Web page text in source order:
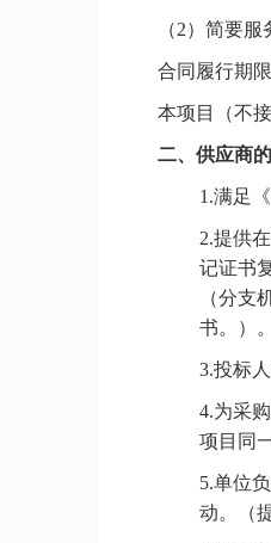
（2） 简要服
合同履行期限
本项目（不
二、 供应商
1.满足
2.提供
记证书
（分支
书。）。
3.投标
4.为采
项目 同
5.单位
动。（